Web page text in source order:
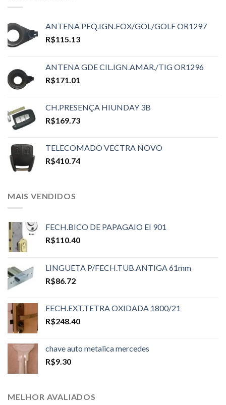
ANTENA PEQ.IGN.FOX/GOL/GOLF OR1297
R$115.13
ANTENA GDE CIL.IGN.AMAR./TIG OR1296
R$171.01
CH.PRESENÇA HIUNDAY 3B
R$169.73
TELECOMADO VECTRA NOVO
R$410.74
MAIS VENDIDOS
FECH.BICO DE PAPAGAIO EI 901
R$110.40
LINGUETA P/FECH.TUB.ANTIGA 61mm
R$86.72
FECH.EXT.TETRA OXIDADA 1800/21
R$248.40
chave auto metalica mercedes
R$9.30
MELHOR AVALIADOS